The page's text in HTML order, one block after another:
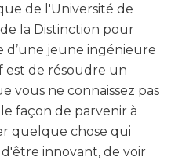
de l'Université de
la Distinction pour
d’une jeune ingénieure
est de résoudre un
vous ne connaissez pas
façon de parvenir à
quelque chose qui
innovant, de voir